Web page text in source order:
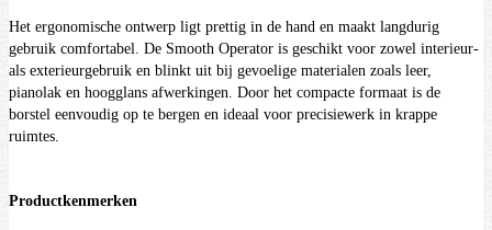
Het ergonomische ontwerp ligt prettig in de hand en maakt langdurig
gebruik comfortabel. De Smooth Operator is geschikt voor zowel interieur-
als exterieurgebruik en blinkt uit bij gevoelige materialen zoals leer,
pianolak en hoogglans afwerkingen. Door het compacte formaat is de
borstel eenvoudig op te bergen en ideaal voor precisiewerk in krappe
ruimtes.
Productkenmerken